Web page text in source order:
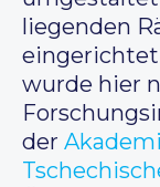
liegenden
eingerichtet
wurde hier
der